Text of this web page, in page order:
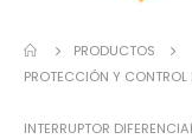
PRODUCTOS
PROTECCIÓN Y CONTROL
INTERRUPTOR